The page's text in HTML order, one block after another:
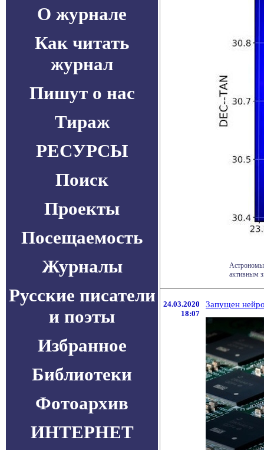
О журнале
Как читать
журнал
Пишут о нас
Тираж
РЕСУРСЫ
Поиск
Проекты
Посещаемость
Журналы
Русские писатели
и поэты
Избранное
Библиотеки
Фотоархив
ИНТЕРНЕТ
Астрономы
активным
24.03.2020
18:07
Запущен